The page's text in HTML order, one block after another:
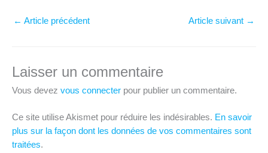
← Article précédent Article suivant →
Laisser un commentaire
Vous devez vous connecter pour publier un commentaire.
Ce site utilise Akismet pour réduire les indésirables. En savoir
plus sur la façon dont les données de vos commentaires sont
traitées.